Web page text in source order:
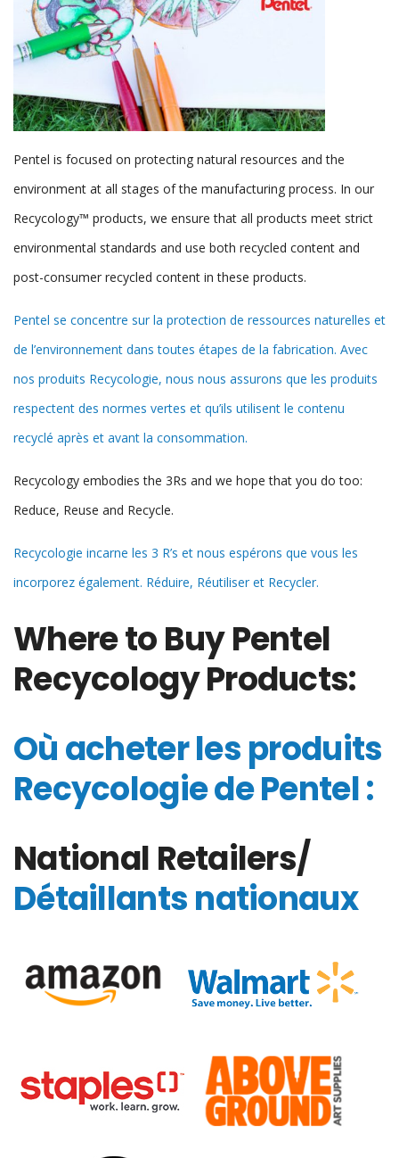
Pentel is focused on protecting natural resources and the
environment at all stages of the manufacturing process. In our
Recycology™ products, we ensure that all products meet strict
environmental standards and use both recycled content and
post-consumer recycled content in these products.
Pentel se concentre sur la protection de ressources naturelles et
de l’environnement dans toutes étapes de la fabrication. Avec
nos produits Recycologie, nous nous assurons que les produits
respectent des normes vertes et qu’ils utilisent le contenu
recyclé après et avant la consommation.
Recycology embodies the 3Rs and we hope that you do too:
Reduce, Reuse and Recycle.
Recycologie incarne les 3 R’s et nous espérons que vous les
incorporez également. Réduire, Réutiliser et Recycler.
Where to Buy Pentel
Recycology Products:
Où acheter les produits
Recycologie de Pentel :
National Retailers/
Détaillants nationaux